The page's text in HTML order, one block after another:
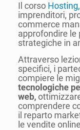
Il corso
imprenditori,
commerce
approfondire le
strategiche in
Attraverso
specifici, i
compiere le
tecnologiche
web,
comprendere
il reparto
le vendite